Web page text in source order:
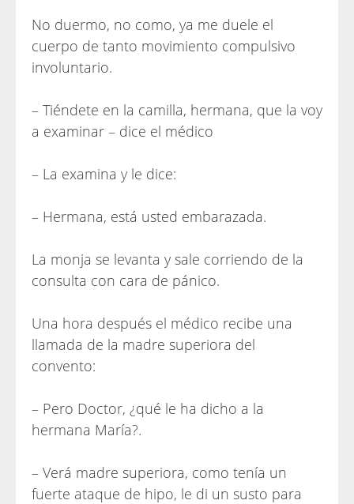
No duermo, no como, ya me duele el
cuerpo de tanto movimiento compulsivo
involuntario.
– Tiéndete en la camilla, hermana, que la voy
a examinar – dice el médico
– La examina y le dice:
– Hermana, está usted embarazada.
La monja se levanta y sale corriendo de la
consulta con cara de pánico.
Una hora después el médico recibe una
llamada de la madre superiora del
convento:
– Pero Doctor, ¿qué le ha dicho a la
hermana María?.
– Verá madre superiora, como tenía un
fuerte ataque de hipo, le di un susto para